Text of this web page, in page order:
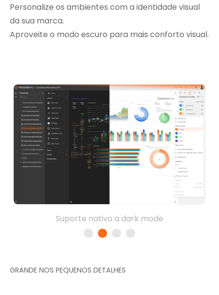
Personalize os ambientes com a identidade visual
da sua marca.
Aproveite o modo escuro para mais conforto visual.
Suporte nativo a dark mode
GRANDE NOS PEQUENOS DETALHES